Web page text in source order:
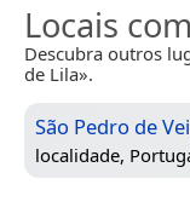
Locais
Descubra outros
de Lila».
São Pedro de
localidade,